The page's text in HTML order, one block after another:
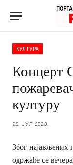
КУЛТУРА
Концерт
културу
25. ЈУЛ 2023.
Због најављених
одржаће се